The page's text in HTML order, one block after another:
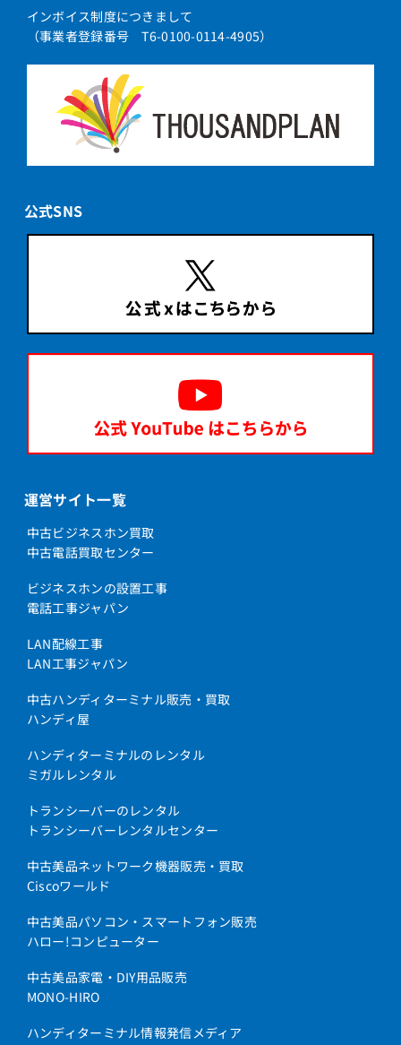
インボイス制度につきまして
（事業者登録番号 T6-0100-0114-4905）
公式SNS
運営サイト一覧
中古ビジネスホン買取
中古電話買取センター
ビジネスホンの設置工事
電話工事ジャパン
LAN配線工事
LAN工事ジャパン
中古ハンディターミナル販売・買取
ハンディ屋
ハンディターミナルのレンタル
ミガルレンタル
トランシーバーのレンタル
トランシーバーレンタルセンター
中古美品ネットワーク機器販売・買取
Ciscoワールド
中古美品パソコン・スマートフォン販売
ハロー!コンピューター
中古美品家電・DIY用品販売
MONO-HIRO
ハンディターミナル情報発信メディア